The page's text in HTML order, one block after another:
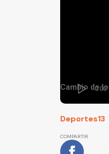
Deportes13
COMPARTIR